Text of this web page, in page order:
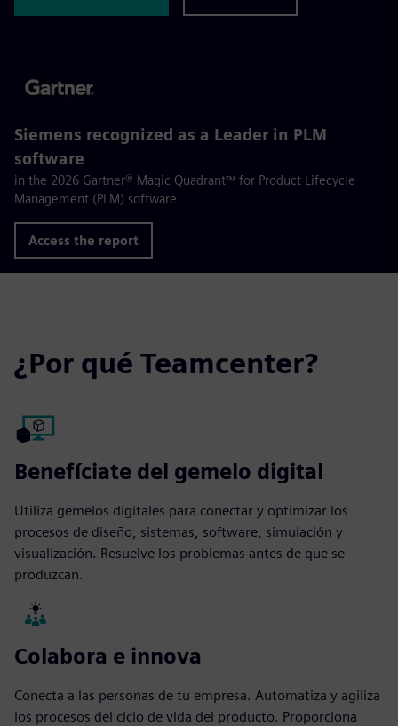
Siemens recognized as a Leader in PLM
software
in the 2026 Gartner® Magic Quadrant™ for Product Lifecycle
Management (PLM) software
Access the report
¿Por qué Teamcenter?
Benefíciate del gemelo digital
Utiliza gemelos digitales para conectar y optimizar los
procesos de diseño, sistemas, software, simulación y
visualización. Resuelve los problemas antes de que se
produzcan.
Colabora e innova
Conecta a las personas de tu empresa. Automatiza y agiliza
los procesos del ciclo de vida del producto. Proporciona